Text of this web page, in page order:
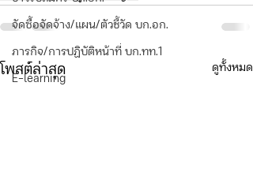
จัดซื้อจัดจ้าง/แผน/ตัวชี้วัด บก.อก.
ภารกิจ/การปฏิบัติหน้าที่ บก.ทท.1
E-learning
โพสต์ล่าสุด ดูทั้งหมด